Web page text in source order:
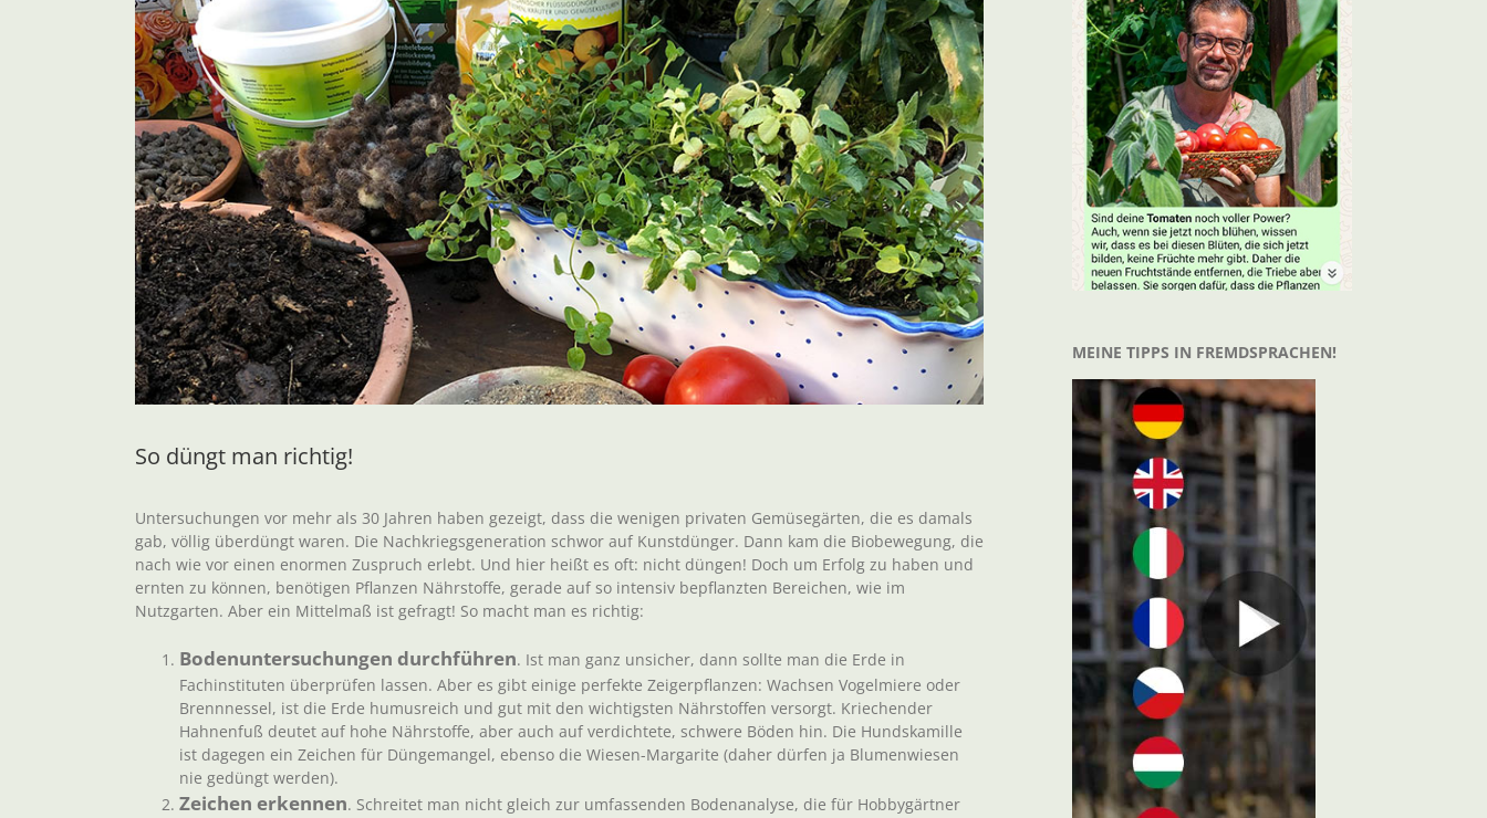
So düngt man richtig!
Untersuchungen vor mehr als 30 Jahren haben gezeigt, dass die wenigen privaten Gemüsegärten, die es damals
gab, völlig überdüngt waren. Die Nachkriegsgeneration schwor auf Kunstdünger. Dann kam die Biobewegung, die
nach wie vor einen enormen Zuspruch erlebt. Und hier heißt es oft: nicht düngen! Doch um Erfolg zu haben und
ernten zu können, benötigen Pflanzen Nährstoffe, gerade auf so intensiv bepflanzten Bereichen, wie im
Nutzgarten. Aber ein Mittelmaß ist gefragt! So macht man es richtig:
Bodenuntersuchungen durchführen. Ist man ganz unsicher, dann sollte man die Erde in
Fachinstituten überprüfen lassen. Aber es gibt einige perfekte Zeigerpflanzen: Wachsen Vogelmiere oder
Brennnessel, ist die Erde humusreich und gut mit den wichtigsten Nährstoffen versorgt. Kriechender
Hahnenfuß deutet auf hohe Nährstoffe, aber auch auf verdichtete, schwere Böden hin. Die Hundskamille
ist dagegen ein Zeichen für Düngemangel, ebenso die Wiesen-Margarite (daher dürfen ja Blumenwiesen
nie gedüngt werden).
Zeichen erkennen. Schreitet man nicht gleich zur umfassenden Bodenanalyse, die für Hobbygärtner
MEINE TIPPS IN FREMDSPRACHEN!